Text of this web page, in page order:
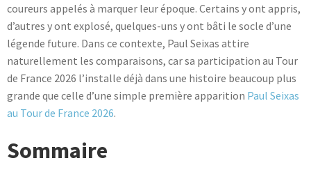
page
produit
coureurs appelés à marquer leur époque. Certains y ont appris,
d’autres y ont explosé, quelques-uns y ont bâti le socle d’une
légende future. Dans ce contexte, Paul Seixas attire
naturellement les comparaisons, car sa participation au Tour
de France 2026 l’installe déjà dans une histoire beaucoup plus
grande que celle d’une simple première apparition Paul Seixas
au Tour de France 2026.
Sommaire